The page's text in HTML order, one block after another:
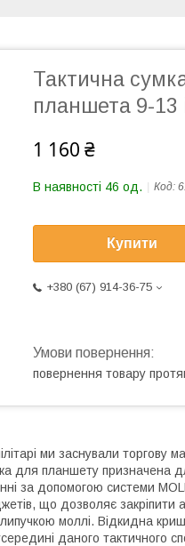
Тактична
планшета 9-
1 160 ₴
В наявності 46 од. Код:
Купити
+380 (67) 914-36-75
повернення товару
ми заснували торгову
для планшету призначена
за допомогою системи
що дозволяє
моллі. Відкидна
даного тактичного